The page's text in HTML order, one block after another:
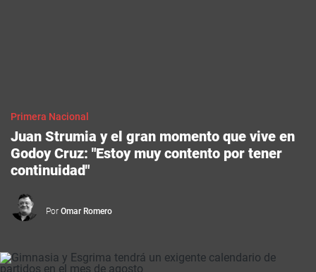
Primera Nacional
Juan Strumia y el gran momento que vive en
Godoy Cruz: "Estoy muy contento por tener
continuidad"
Por Omar Romero